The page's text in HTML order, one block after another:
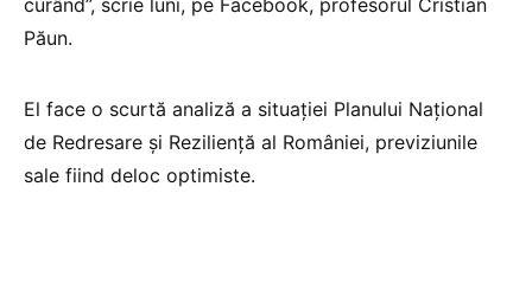
Păun.
El face o scurtă analiză a situaţiei Planului Naţional
de Redresare şi Rezilienţă al României, previziunile
sale fiind deloc optimiste.